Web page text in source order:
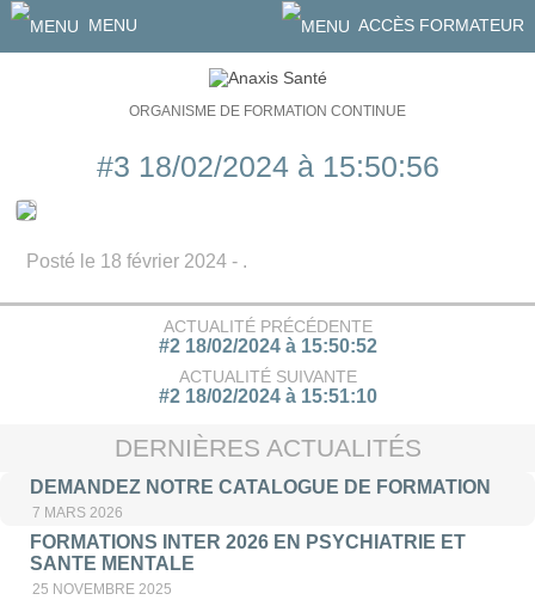
MENU ACCÈS FORMATEUR
ORGANISME DE FORMATION CONTINUE
#3 18/02/2024 à 15:50:56
Posté le 18 février 2024 - .
ACTUALITÉ PRÉCÉDENTE
#2 18/02/2024 à 15:50:52
ACTUALITÉ SUIVANTE
#2 18/02/2024 à 15:51:10
DERNIÈRES ACTUALITÉS
DEMANDEZ NOTRE CATALOGUE DE FORMATION
7 MARS 2026
FORMATIONS INTER 2026 EN PSYCHIATRIE ET
SANTE MENTALE
25 NOVEMBRE 2025